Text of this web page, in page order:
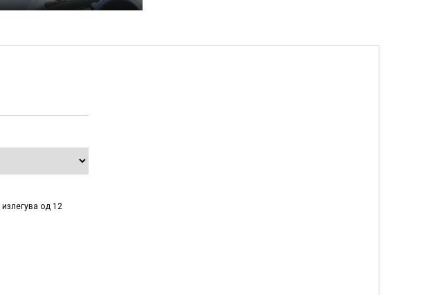
излегува од 12